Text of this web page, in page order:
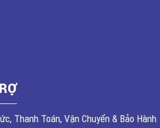
Thanh Toán, Vận Chuyển & Bảo Hành